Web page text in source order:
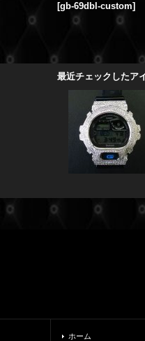
[gb-69dbl-custom]
最近チェックしたア
ホーム